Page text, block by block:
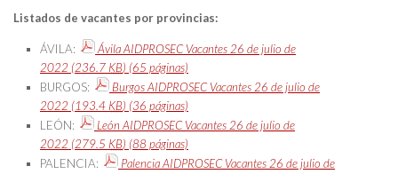
Listados de vacantes por provincias:
ÁVILA:
Ávila AIDPROSEC Vacantes 26 de julio de
2022 (236.7 KB) (65 páginas)
BURGOS:
Burgos AIDPROSEC Vacantes 26 de julio de
2022 (193.4 KB) (36 páginas)
LEÓN:
León AIDPROSEC Vacantes 26 de julio de
2022 (279.5 KB) (88 páginas)
PALENCIA:
Palencia AIDPROSEC Vacantes 26 de julio de